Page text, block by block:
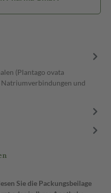
(Plantago ovata
Natriumverbindungen und
Sie die Packungsbeilage